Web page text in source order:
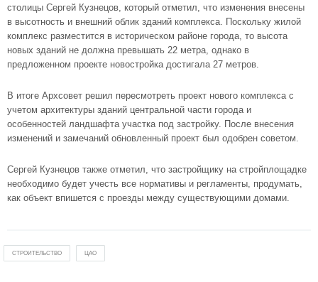
столицы Сергей Кузнецов, который отметил, что изменения внесены
в высотность и внешний облик зданий комплекса. Поскольку жилой
комплекс разместится в историческом районе города, то высота
новых зданий не должна превышать 22 метра, однако в
предложенном проекте новостройка достигала 27 метров.
В итоге Архсовет решил пересмотреть проект нового комплекса с
учетом архитектуры зданий центральной части города и
особенностей ландшафта участка под застройку. После внесения
изменений и замечаний обновленный проект был одобрен советом.
Сергей Кузнецов также отметил, что застройщику на стройплощадке
необходимо будет учесть все нормативы и регламенты, продумать,
как объект впишется с проезды между существующими домами.
СТРОИТЕЛЬСТВО ЦАО